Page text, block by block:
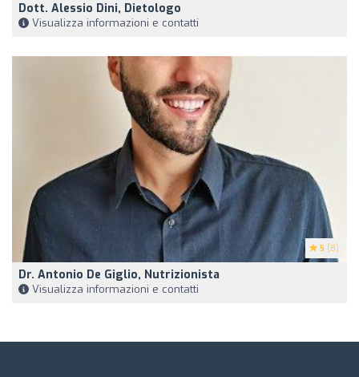
Dott. Alessio Dini, Dietologo
Visualizza informazioni e contatti
5 (8)
Dr. Antonio De Giglio, Nutrizionista
Visualizza informazioni e contatti